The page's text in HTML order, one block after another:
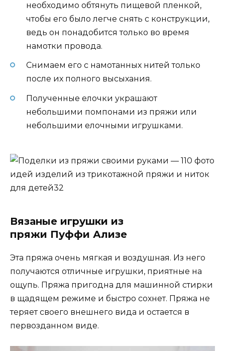
необходимо обтянуть пищевой пленкой,
чтобы его было легче снять с конструкции,
ведь он понадобится только во время
намотки провода.
Снимаем его с намотанных нитей только
после их полного высыхания.
Полученные елочки украшают
небольшими помпонами из пряжи или
небольшими елочными игрушками.
Вязаные игрушки из
пряжи Пуффи Ализе
Эта пряжа очень мягкая и воздушная. Из него
получаются отличные игрушки, приятные на
ощупь. Пряжа пригодна для машинной стирки
в щадящем режиме и быстро сохнет. Пряжа не
теряет своего внешнего вида и остается в
первозданном виде.